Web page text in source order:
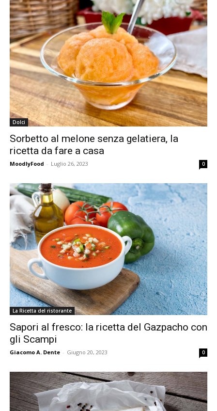
Dolci
Sorbetto al melone senza gelatiera, la
ricetta da fare a casa
MoodlyFood - Luglio 26, 2023 0
La Ricetta del ristorante
Sapori al fresco: la ricetta del Gazpacho con
gli Scampi
Giacomo A. Dente - Giugno 20, 2023 0